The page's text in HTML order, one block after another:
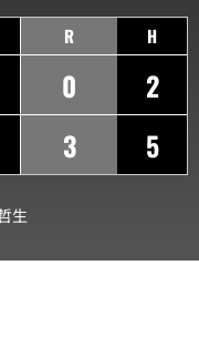
R H
0
2
3
5
生